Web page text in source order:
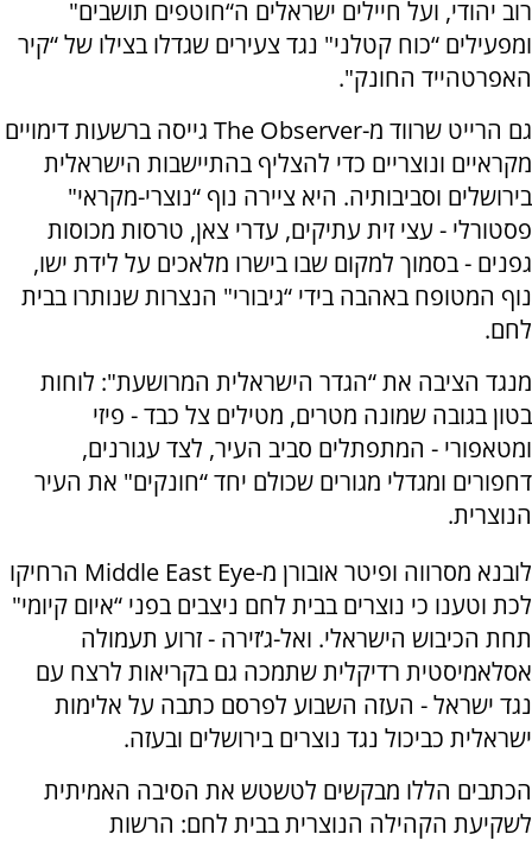
רוב יהודי, ועל חיילים ישראלים ה“חוטפים תושבים"
ומפעילים “כוח קטלני" נגד צעירים שגדלו בצילו של “קיר
האפרטהייד החונק".
גם הרייט שרווד מ-The Observer גייסה ברשעות דימויים
מקראיים ונוצריים כדי להצליף בהתיישבות הישראלית
בירושלים וסביבותיה. היא ציירה נוף “נוצרי-מקראי"
פסטורלי - עצי זית עתיקים, עדרי צאן, טרסות מכוסות
גפנים - בסמוך למקום שבו בישרו מלאכים על לידת ישו,
נוף המטופח באהבה בידי “גיבורי" הנצרות שנותרו בבית
לחם.
מנגד הציבה את “הגדר הישראלית המרושעת": לוחות
בטון בגובה שמונה מטרים, מטילים צל כבד - פיזי
ומטאפורי - המתפתלים סביב העיר, לצד עגורנים,
דחפורים ומגדלי מגורים שכולם יחד “חונקים" את העיר
הנוצרית.
לובנא מסרווה ופיטר אובורן מ-Middle East Eye הרחיקו
לכת וטענו כי נוצרים בבית לחם ניצבים בפני “איום קיומי"
תחת הכיבוש הישראלי. ואל-ג’זירה - זרוע תעמולה
אסלאמיסטית רדיקלית שתמכה גם בקריאות לרצח עם
נגד ישראל - העזה השבוע לפרסם כתבה על אלימות
ישראלית כביכול נגד נוצרים בירושלים ובעזה.
הכתבים הללו מבקשים לטשטש את הסיבה האמיתית
לשקיעת הקהילה הנוצרית בבית לחם: הרשות